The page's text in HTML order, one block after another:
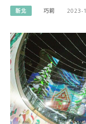
新北 巧莉 2023-